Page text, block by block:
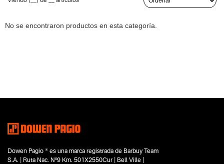
No se encontraron productos en esta categoría.
Dowen Pagio ® es una marca registrada de Barbuy Team
S.A. | Ruta Nac. Nº9 Km. 501X2550Cur | Bell Ville |